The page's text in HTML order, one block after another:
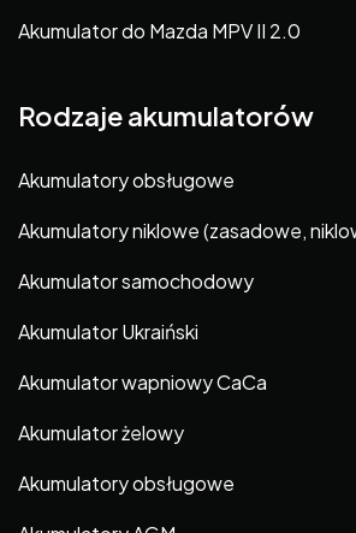
Akumulator do Mazda MPV II 2.0
Rodzaje akumulatorów
Akumulatory obsługowe
Akumulatory niklowe (zasadowe,
Akumulator samochodowy
Akumulator Ukraiński
Akumulator wapniowy CaCa
Akumulator żelowy
Akumulatory obsługowe